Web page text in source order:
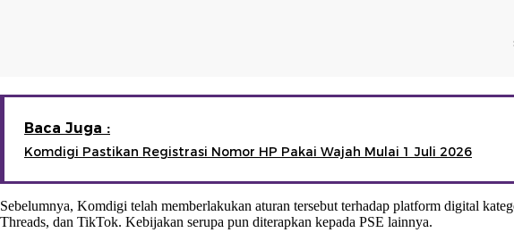
Baca Juga :
Komdigi Pastikan Registrasi Nomor HP Pakai Wajah Mulai 1 Juli 2026
Sebelumnya, Komdigi telah memberlakukan aturan tersebut terhadap platform digital
Threads, dan TikTok. Kebijakan serupa pun diterapkan kepada PSE lainnya.